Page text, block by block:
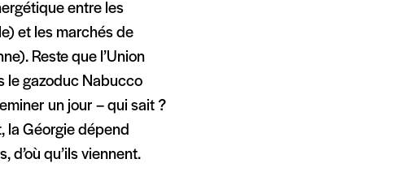
entre les
et les marchés de
Reste que l’Union
le gazoduc Nabucco
un jour – qui sait ?
la Géorgie dépend
d’où qu’ils viennent.